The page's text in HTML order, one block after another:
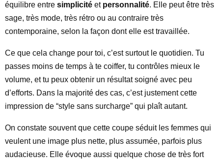
équilibre entre simplicité et personnalité. Elle peut être très
sage, très mode, très rétro ou au contraire très
contemporaine, selon la façon dont elle est travaillée.
Ce que cela change pour toi, c’est surtout le quotidien. Tu
passes moins de temps à te coiffer, tu contrôles mieux le
volume, et tu peux obtenir un résultat soigné avec peu
d’efforts. Dans la majorité des cas, c’est justement cette
impression de “style sans surcharge” qui plaît autant.
On constate souvent que cette coupe séduit les femmes qui
veulent une image plus nette, plus assumée, parfois plus
audacieuse. Elle évoque aussi quelque chose de très fort